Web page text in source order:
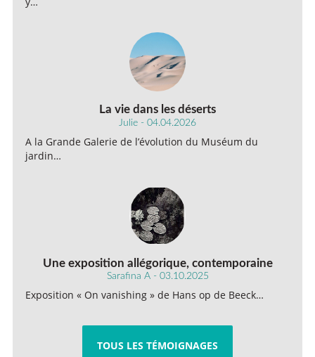
La vie dans les déserts
Julie - 04.04.2026
A la Grande Galerie de l’évolution du Muséum du
jardin…
Une exposition allégorique, contemporaine
Sarafina A - 03.10.2025
Exposition « On vanishing » de Hans op de Beeck…
TOUS LES TÉMOIGNAGES